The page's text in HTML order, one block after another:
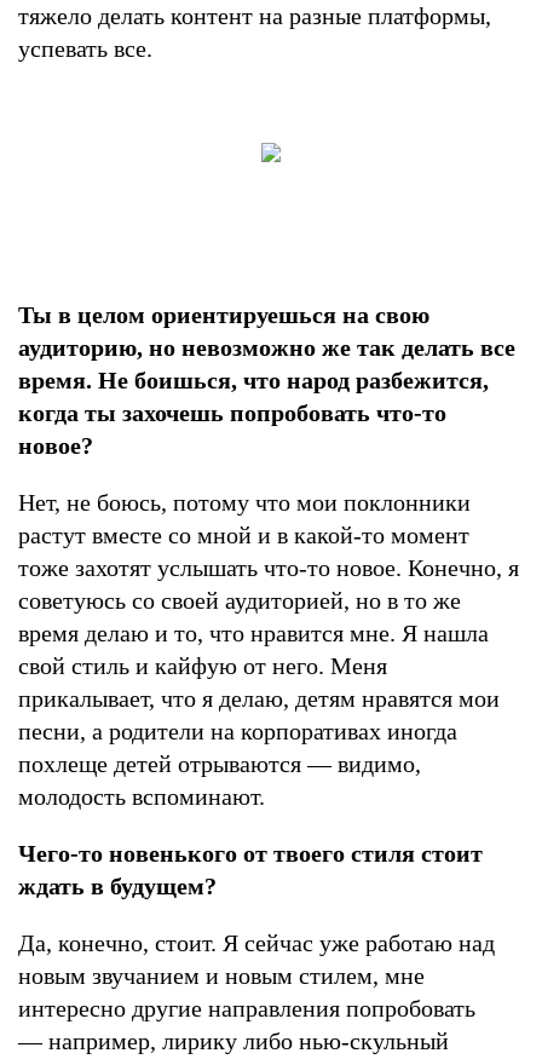
тяжело делать контент на разные платформы,
успевать все.
Ты в целом ориентируешься на свою
аудиторию, но невозможно же так делать все
время. Не боишься, что народ разбежится,
когда ты захочешь попробовать что-то
новое?
Нет, не боюсь, потому что мои поклонники
растут вместе со мной и в какой-то момент
тоже захотят услышать что-то новое. Конечно, я
советуюсь со своей аудиторией, но в то же
время делаю и то, что нравится мне. Я нашла
свой стиль и кайфую от него. Меня
прикалывает, что я делаю, детям нравятся мои
песни, а родители на корпоративах иногда
похлеще детей отрываются — видимо,
молодость вспоминают.
Чего-то новенького от твоего стиля стоит
ждать в будущем?
Да, конечно, стоит. Я сейчас уже работаю над
новым звучанием и новым стилем, мне
интересно другие направления попробовать
— например, лирику либо нью-скульный